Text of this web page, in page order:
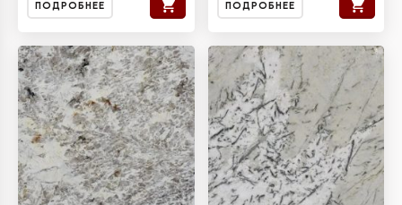
ПОДРОБНЕЕ ПОДРОБНЕЕ